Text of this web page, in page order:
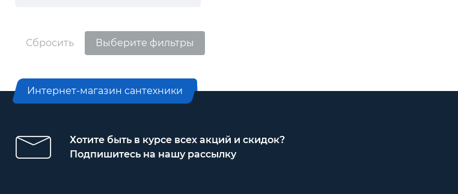
Сбросить Выберите фильтры
Интернет-магазин сантехники
Хотите быть в курсе всех акций и скидок?
Подпишитесь на нашу рассылку